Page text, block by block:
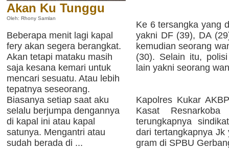
Akan Ku Tunggu
Oleh: Rhony Samlan
Beberapa menit lagi kapal
fery akan segera berangkat.
Akan tetapi mataku masih
saja kesana kemari untuk
mencari sesuatu. Atau lebih
tepatnya seseorang.
Biasanya setiap saat aku
selalu berjumpa dengannya
di kapal ini atau kapal
satunya. Mengantri atau
sudah berada di ...
Ke 6 tersangka yang
yakni DF (39), DA
kemudian seorang
(30). Selain itu,
lain yakni seorang
Kapolres Kukar
Kasat Resnarkoba
terungkapnya
dari tertangkapnya
gram di SPBU